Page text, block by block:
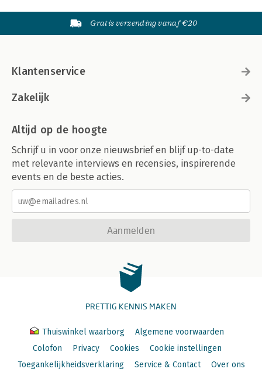
Gratis verzending vanaf €20
Klantenservice
Zakelijk
Altijd op de hoogte
Schrijf u in voor onze nieuwsbrief en blijf up-to-date
met relevante interviews en recensies, inspirerende
events en de beste acties.
Aanmelden
PRETTIG KENNIS MAKEN
Thuiswinkel waarborg
Algemene voorwaarden
Colofon
Privacy Cookies
Cookie instellingen
Toegankelijkheidsverklaring
Service & Contact Over ons